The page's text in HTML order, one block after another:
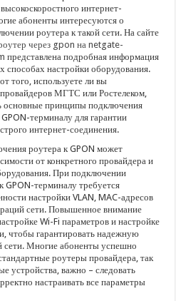
интернет-
абоненты интересуются о
роутера к такой сети. На сайте
через gpon на netgate-
представлена подробная информация
способах настройки оборудования.
того, используете ли вы
МГТС или Ростелеком,
основные принципы подключения
терминалу для гарантии
интернет-соединения.
роутера к GPON может
от конкретного провайдера и
При подключении
GPON-терминалу требуется
настройки VLAN, MAC-адресов
сети. Повышенное внимание
Wi-Fi параметров и настройке
чтобы гарантировать надежную
сети. Многие абоненты успешно
роутеры провайдера, так
устройства, важно – следовать
настраивать все параметры